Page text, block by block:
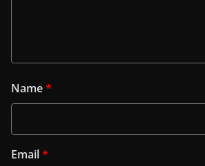
Name*
Email*